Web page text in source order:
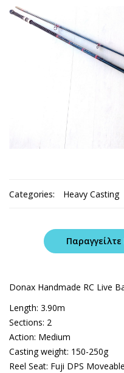
Categories: Heavy Casting
Donax Handmade RC Live
Length: 3.90m
Sections: 2
Action: Medium
Casting weight: 150-250g
Reel Seat: Fuji DPS Moveable